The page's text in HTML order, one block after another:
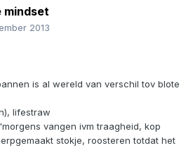
mindset
2013
is al wereld van verschil tov blote
lifestraw
vangen ivm traagheid, kop
stokje, roosteren totdat het